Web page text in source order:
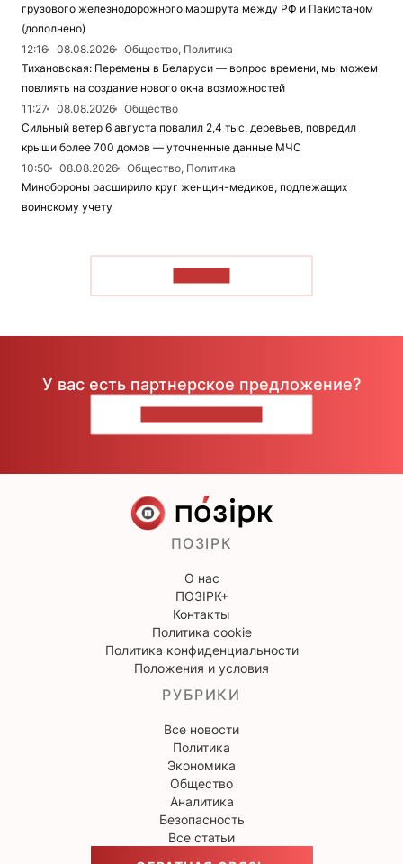
грузового железнодорожного маршрута между РФ и Пакистаном
(дополнено)
12:16
08.08.2026
Общество, Политика
Тихановская: Перемены в Беларуси — вопрос времени, мы можем
повлиять на создание нового окна возможностей
11:27
08.08.2026
Общество
Сильный ветер 6 августа повалил 2,4 тыс. деревьев, повредил
крыши более 700 домов — уточненные данные МЧС
10:50
08.08.2026
Общество, Политика
Минобороны расширило круг женщин-медиков, подлежащих
воинскому учету
У вас есть партнерское предложение?
ПОЗІРК
О нас
ПОЗІРК+
Контакты
Политика cookie
Политика конфиденциальности
Положения и условия
РУБРИКИ
Все новости
Политика
Экономика
Общество
Аналитика
Безопасность
Все статьи